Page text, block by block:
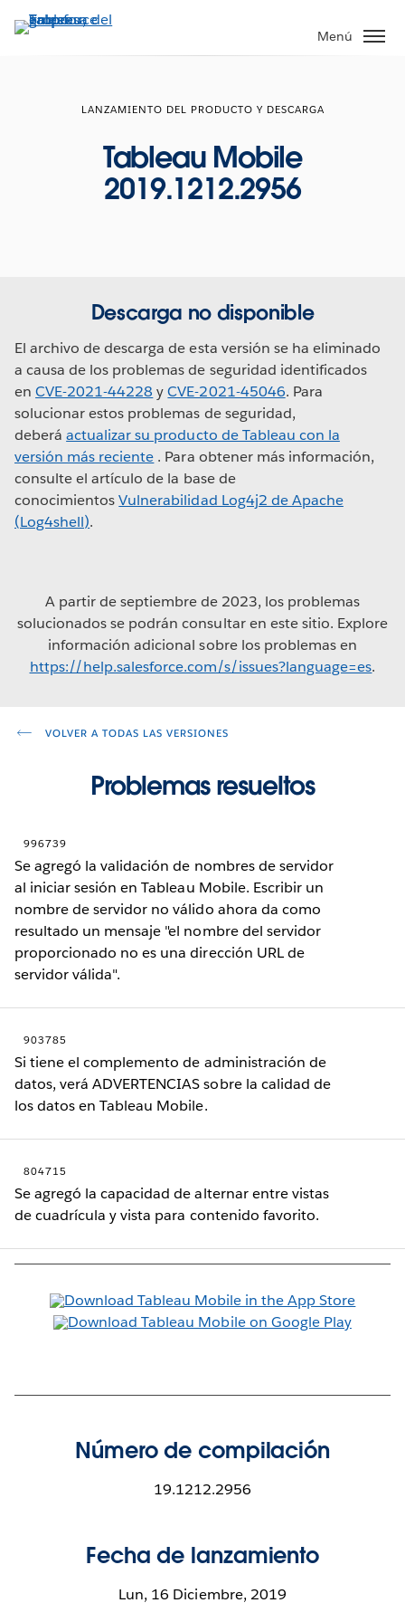
Menú
LANZAMIENTO DEL PRODUCTO Y DESCARGA
Tableau Mobile
2019.1212.2956
Descarga no disponible
El archivo de descarga de esta versión se ha eliminado
a causa de los problemas de seguridad identificados
enCVE-2021-44228 yCVE-2021-45046. Para
solucionar estos problemas de seguridad,
deberáactualizar su producto de Tableau con la
versión más reciente . Para obtener más información,
consulte el artículo de la base de
conocimientosVulnerabilidad Log4j2 de Apache
(Log4shell).
A partir de septiembre de 2023, los problemas
solucionados se podrán consultar en este sitio. Explore
información adicional sobre los problemas en
https://help.salesforce.com/s/issues?language=es.
VOLVER A TODAS LAS VERSIONES
Problemas resueltos
996739
Se agregó la validación de nombres de servidor
al iniciar sesión en Tableau Mobile. Escribir un
nombre de servidor no válido ahora da como
resultado un mensaje "el nombre del servidor
proporcionado no es una dirección URL de
servidor válida".
903785
Si tiene el complemento de administración de
datos, verá ADVERTENCIAS sobre la calidad de
los datos en Tableau Mobile.
804715
Se agregó la capacidad de alternar entre vistas
de cuadrícula y vista para contenido favorito.
Número de compilación
19.1212.2956
Fecha de lanzamiento
Lun, 16 Diciembre, 2019